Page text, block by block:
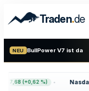
Traden.de
NEU BullPower V7 ist da
+47,68 (+0,62 %)